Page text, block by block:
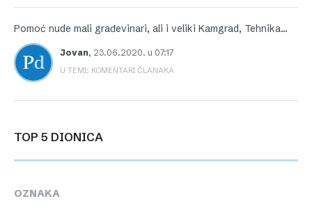
Pomoć nude mali građevinari, ali i veliki Kamgrad, Tehnika…
Jovan, 23.06.2020. u 07:17
U TEMI: KOMENTARI ČLANAKA
TOP 5 DIONICA
OZNAKA